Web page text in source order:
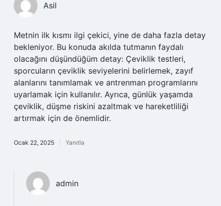
Asil
Metnin ilk kısmı ilgi çekici, yine de daha fazla detay
bekleniyor. Bu konuda akılda tutmanın faydalı
olacağını düşündüğüm detay: Çeviklik testleri,
sporcuların çeviklik seviyelerini belirlemek, zayıf
alanlarını tanımlamak ve antrenman programlarını
uyarlamak için kullanılır. Ayrıca, günlük yaşamda
çeviklik, düşme riskini azaltmak ve hareketliliği
artırmak için de önemlidir.
Ocak 22, 2025 Yanıtla
admin